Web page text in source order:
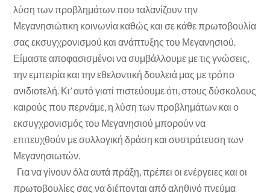
λύση των προβλημάτων που ταλανίζουν την
Μεγανησιώτικη κοινωνία καθώς και σε κάθε πρωτοβουλία
σας εκσυγχρονισμού και ανάπτυξης του Μεγανησιού.
Είμαστε αποφασισμένοι να συμβάλλουμε με τις γνώσεις,
την εμπειρία και την εθελοντική δουλειά μας με τρόπο
ανιδιοτελή. Κι’ αυτό γιατί πιστεύουμε ότι, στους δύσκολους
καιρούς που περνάμε, η λύση των προβλημάτων και ο
εκσυγχρονισμός του Μεγανησιού μπορούν να
επιτευχθούν με συλλογική δράση και συστράτευση των
Μεγανησιωτών.
Για να γίνουν όλα αυτά πράξη, πρέπει οι ενέργειες και οι
πρωτοβουλίες σας να διέπονται από αληθινό πνεύμα